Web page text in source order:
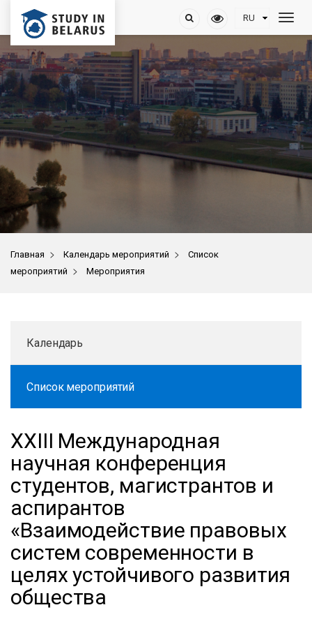
Главная > Календарь мероприятий >
Список
мероприятий > Мероприятия
Календарь
Список мероприятий
XXIII Международная
научная конференция
студентов, магистрантов и
аспирантов
«Взаимодействие правовых
систем современности в
целях устойчивого развития
общества